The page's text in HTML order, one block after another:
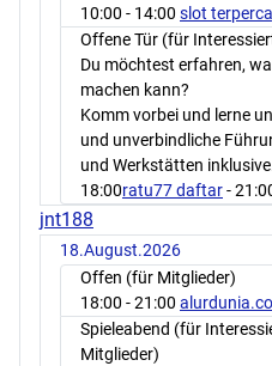
10:00 - 14:00 slot
Offene Tür (für
Du möchtest erfahren,
machen kann?
Komm vorbei und lerne
und unverbindliche
und Werkstätten
18:00ratu77 daftar-
jnt188
18.August.2026
Offen (für Mitglieder)
18:00 - 21:00
Spieleabend (für
Mitglieder)